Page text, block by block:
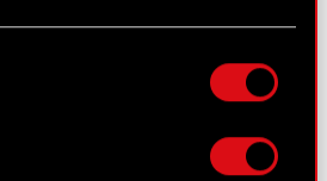
dotyczące Twojej
z dokładnością nawet
Twoje urządzenie, aktywnie
je zbiory